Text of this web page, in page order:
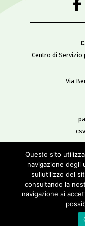
Centro di
Via
Questo sito
navigazione degli
sull’utilizzo del
consultando la
navigazione si